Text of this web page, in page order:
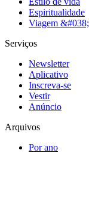
Espiritualidade
Viagem
Serviços
Newsletter
Aplicativo
Inscreva-se
Vestir
Anúncio
Arquivos
Por ano